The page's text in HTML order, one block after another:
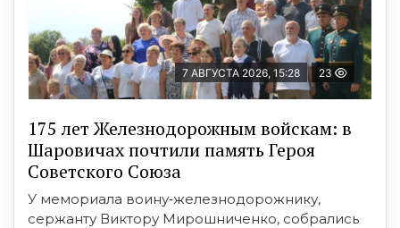
7 АВГУСТА 2026, 15:28 23
175 лет Железнодорожным войскам: в
Шаровичах почтили память Героя
Советского Союза
У мемориала воину‑железнодорожнику,
сержанту Виктору Мирошниченко, собрались